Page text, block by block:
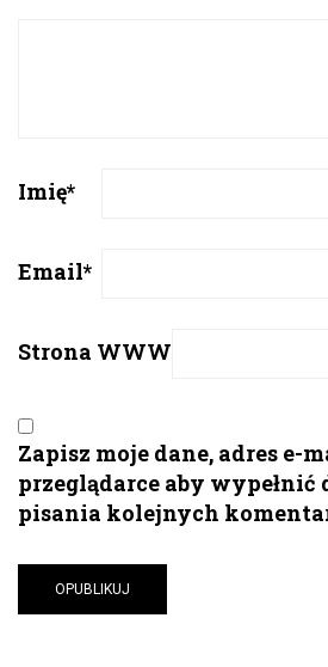
Imię*
Email*
Strona WWW
Zapisz moje dane, adres
przeglądarce aby wypełnić
pisania kolejnych